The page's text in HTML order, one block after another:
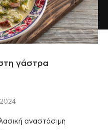
γάστρα
αναστάσιμη